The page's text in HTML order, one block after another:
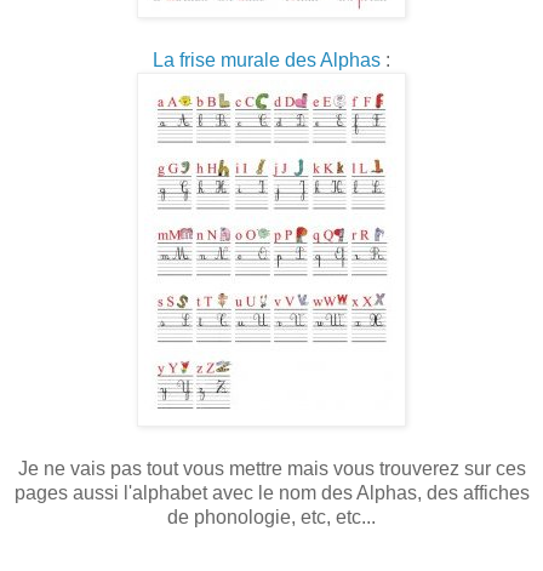
La frise murale des Alphas :
Je ne vais pas tout vous mettre mais vous trouverez sur ces
pages aussi l'alphabet avec le nom des Alphas, des affiches
de phonologie, etc, etc...